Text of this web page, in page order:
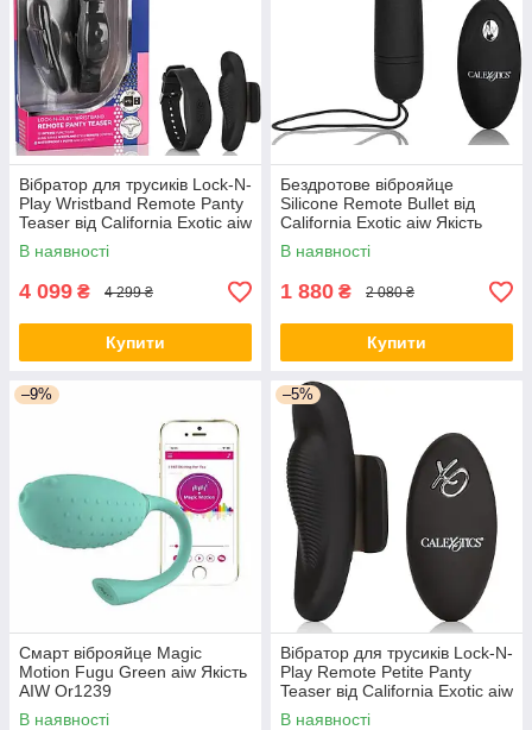
Вібратор для трусиків Lock-N-
Play Wristband Remote Panty
Teaser від California Exotic aiw
Якість AIW Or1197
В наявності
4 099 ₴ 4 299 ₴
Купити
Бездротове віброяйце
Silicone Remote Bullet від
California Exotic aiw Якість
AIW Or1060
В наявності
1 880 ₴ 2 080 ₴
Купити
–9%
Смарт віброяйце Magic
Motion Fugu Green aiw Якість
AIW Or1239
В наявності
–5%
Вібратор для трусиків Lock-N-
Play Remote Petite Panty
Teaser від California Exotic aiw
Якість AIW Or1076
В наявності